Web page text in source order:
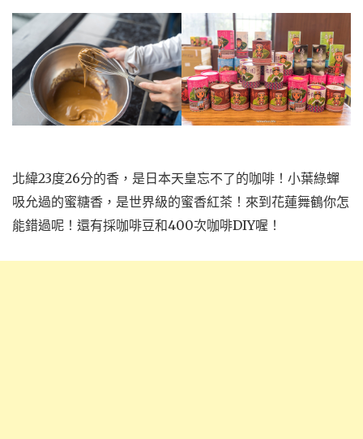
北緯23度26分的香，是日本天皇忘不了的咖啡！小葉綠蟬
吸允過的蜜糖香，是世界級的蜜香紅茶！來到花蓮舞鶴你怎
能錯過呢！還有採咖啡豆和400次咖啡DIY喔！